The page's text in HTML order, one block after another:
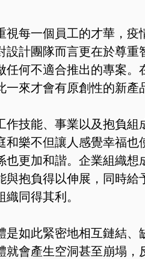
視每一個員工的才華，
設計團隊而言更在於尊重
任何不適合推出的專案
來才會有原創性的新產
作技能、事業以及抱負
和樂不但讓人感覺幸福也
也更加和諧。企業組織
與抱負得以伸展，同時
同得其利。
如此緊密地相互鏈結、
就會產生空洞甚至崩塌